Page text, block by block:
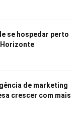
se hospedar perto
de marketing
crescer com mais